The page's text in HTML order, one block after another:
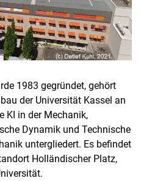
1983 gegründet, gehört
der Universität Kassel an
KI in der Mechanik,
Dynamik und Technische
untergliedert. Es befindet
Holländischer Platz,